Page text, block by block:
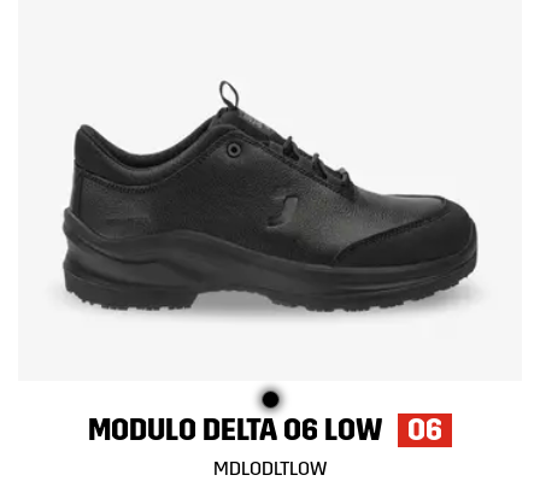
MODULO DELTA O6 LOW O6
MDLODLTLOW